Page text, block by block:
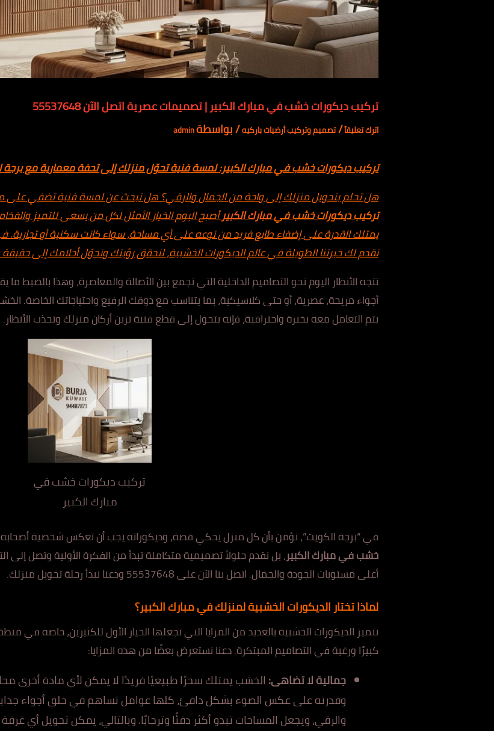
تركيب ديكورات خشب في مبارك الكبير | تصميمات عصرية اتصل الآن 55537648
اترك تعليقاً/تصميم وتركيب أرضيات باركيه/ بواسطةadmin
تركيب ديكورات خشب في مبارك الكبير: لمسة فنية تحوّل منزلك إلى تحفة معمارية مع برجة
هل تحلم بتحويل منزلك إلى واحة من الجمال والرقي؟ هل تبحث عن لمسة فنية تضفي على
تركيب ديكورات خشب فيمبارك الكبيرأصبح اليوم الخيار الأمثل لكل من يسعى للتميز
يمتلك القدرة على إضفاء طابع فريد من نوعه على أي مساحة، سواء كانت سكنية أو تجارية.
نقدم لك خبرتنا الطويلة في عالم الديكورات الخشبية، لنحقق رؤيتك ونحوّل أحلامك إلى
تتجه الأنظار اليوم نحو التصاميم الداخلية التي تجمع بين الأصالة والمعاصرة، وهذا بالضبط
أجواء مريحة، عصرية، أو حتى كلاسيكية، بما يتناسب مع ذوقك الرفيع واحتياجاتك الخاصة.
يتم التعامل معه بخبرة واحترافية، فإنه يتحول إلى قطع فنية تزين أركان منزلك وتجذب الأنظار.
تركيب ديكورات خشب في
مبارك الكبير
في “برجة الكويت”، نؤمن بأن كل منزل يحكي قصة، وديكوراته يجب أن تعكس شخصية
خشب في مبارك الكبير، بل نقدم حلولاً تصميمية متكاملة تبدأ من الفكرة الأولية وتصل إلى
أعلى مستويات الجودة والجمال. اتصل بنا الآن على 55537648 ودعنا نبدأ رحلة تحويل منزلك.
لماذا تختار الديكورات الخشبية لمنزلك في مبارك الكبير؟
تتميز الديكورات الخشبية بالعديد من المزايا التي تجعلها الخيار الأول للكثيرين، خاصة في
كبيرًا ورغبة في التصاميم المبتكرة. دعنا نستعرض بعضًا من هذه المزايا:
جمالية لا تضاهى: الخشب يمتلك سحرًا طبيعيًا فريدًا لا يمكن لأي مادة أخرى
وقدرته على عكس الضوء بشكل دافئ، كلها عوامل تساهم في خلق أجواء
والرقي، ويجعل المساحات تبدو أكثر دفئًا وترحابًا. وبالتالي، يمكن تحويل أي